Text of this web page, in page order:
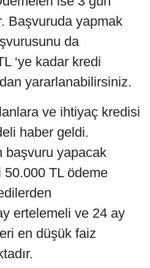
Başvuruda yapmak
da
‘ye kadar kredi
yararlanabilirsiniz.
ve ihtiyaç kredisi
haber geldi.
başvuru yapacak
TL ödeme
ertelemeli ve 24 ay
en düşük faiz